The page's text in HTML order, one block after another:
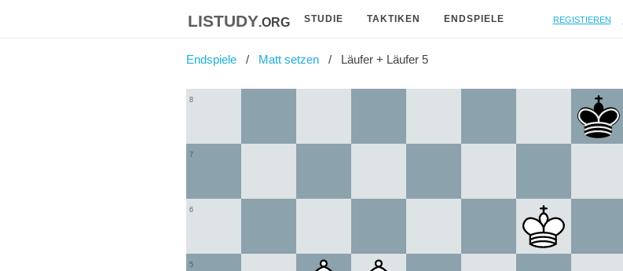
listudy.org STUDIE TAKTIKEN ENDSPIELE Registieren
Endspiele Matt setzen Läufer + Läufer 5
5
6
7
8